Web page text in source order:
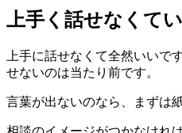
上手く話せなくて
上手に話せなくて全然いいで
せないのは当たり前です。
言葉が出ないのなら、まずは